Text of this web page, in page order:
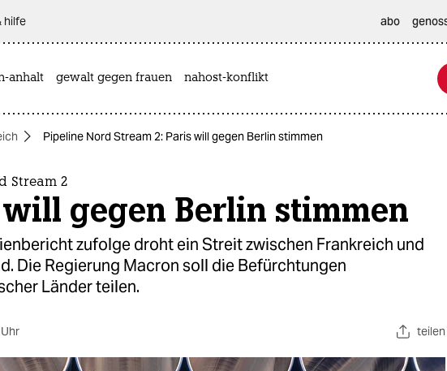
hilfe abo
anhalt gewalt gegen frauen nahost-konflikt
Pipeline Nord Stream 2: Paris will gegen Berlin stimmen
Stream 2
gegen Berlin stimmen
zufolge droht ein Streit zwischen Frankreich und
Die Regierung Macron soll die Befürchtungen
Länder teilen.
teilen